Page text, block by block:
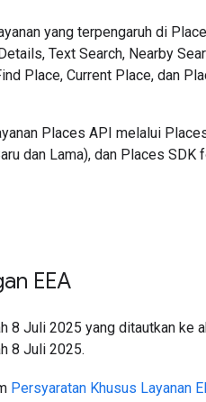
yang terpengaruh di
Text Search, Nearby
Place, Current Place, dan
Places API melalui
dan Lama), dan Places SDK
EEA
8 Juli 2025 yang ditautkan ke
8 Juli 2025.
Persyaratan Khusus Layanan